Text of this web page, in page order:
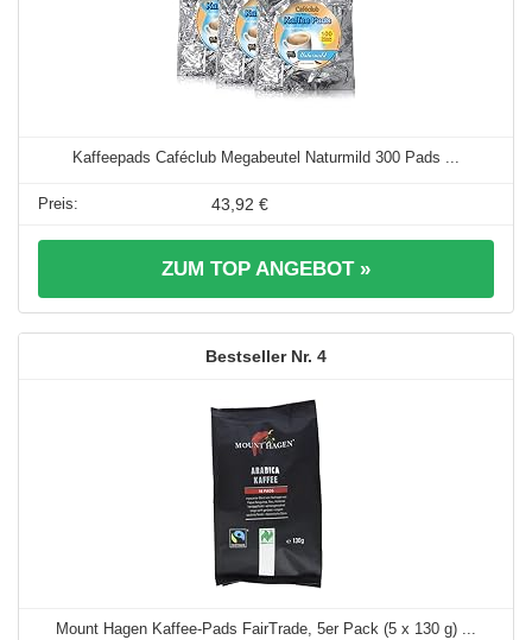
Kaffeepads Caféclub Megabeutel Naturmild 300 Pads ...
43,92 €
ZUM TOP ANGEBOT »
4
Mount Hagen Kaffee-Pads FairTrade, 5er Pack (5 x 130 g) ...